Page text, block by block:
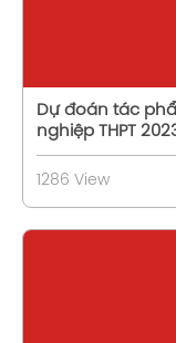
Dự đoán tác
nghiệp THPT
1286 View